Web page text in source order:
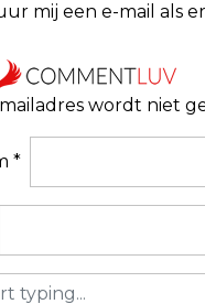
wordt niet
*
mij een e-mail als